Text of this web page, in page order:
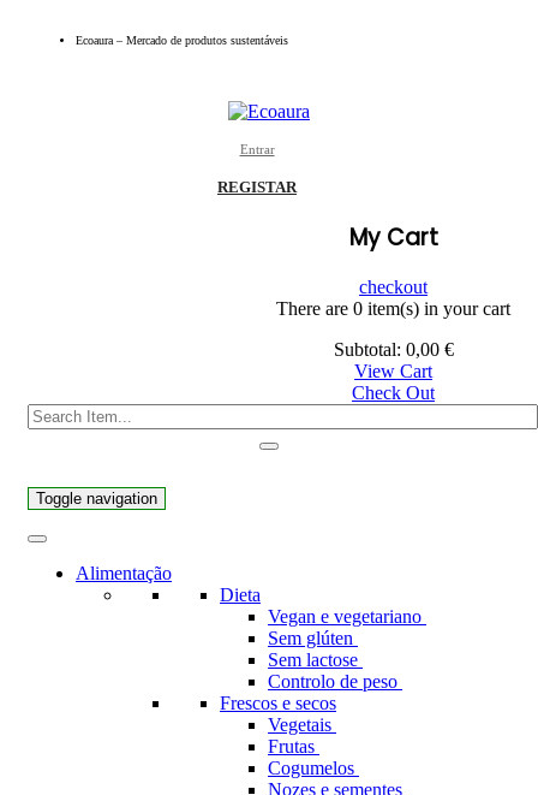
Ecoaura – Mercado de produtos sustentáveis
Entrar
REGISTAR
My Cart
checkout
There are 0 item(s) in your cart
Subtotal: 0,00 €
View Cart
Check Out
Toggle navigation
Alimentação
Dieta
Vegan e vegetariano
Sem glúten
Sem lactose
Controlo de peso
Frescos e secos
Vegetais
Frutas
Cogumelos
Nozes e sementes